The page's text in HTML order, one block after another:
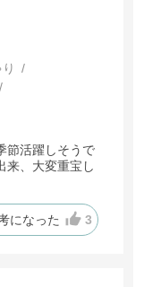
節活躍しそうで
来、大変重宝し
になった 3